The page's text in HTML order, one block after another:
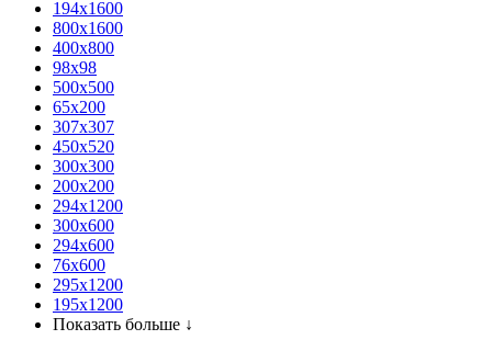
194x1600
800x1600
400х800
98x98
500x500
65x200
307x307
450x520
300x300
200x200
294x1200
300x600
294x600
76х600
295х1200
195х1200
Показать больше ↓